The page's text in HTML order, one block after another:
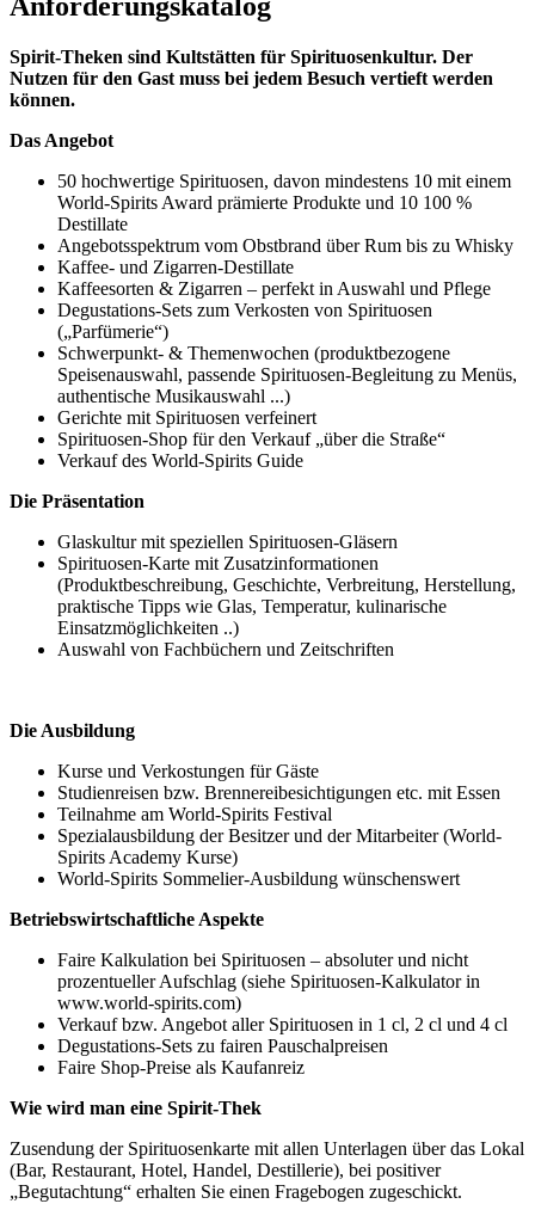
Anforderungskatalog
Spirit-Theken sind Kultstätten für Spirituosenkultur. Der
Nutzen für den Gast muss bei jedem Besuch vertieft werden
können.
Das Angebot
50 hochwertige Spirituosen, davon mindestens 10 mit einem
World-Spirits Award prämierte Produkte und 10 100 %
Destillate
Angebotsspektrum vom Obstbrand über Rum bis zu Whisky
Kaffee- und Zigarren-Destillate
Kaffeesorten & Zigarren – perfekt in Auswahl und Pflege
Degustations-Sets zum Verkosten von Spirituosen
(„Parfümerie“)
Schwerpunkt- & Themenwochen (produktbezogene
Speisenauswahl, passende Spirituosen-Begleitung zu Menüs,
authentische Musikauswahl ...)
Gerichte mit Spirituosen verfeinert
Spirituosen-Shop für den Verkauf „über die Straße“
Verkauf des World-Spirits Guide
Die Präsentation
Glaskultur mit speziellen Spirituosen-Gläsern
Spirituosen-Karte mit Zusatzinformationen
(Produktbeschreibung, Geschichte, Verbreitung, Herstellung,
praktische Tipps wie Glas, Temperatur, kulinarische
Einsatzmöglichkeiten ..)
Auswahl von Fachbüchern und Zeitschriften
Die Ausbildung
Kurse und Verkostungen für Gäste
Studienreisen bzw. Brennereibesichtigungen etc. mit Essen
Teilnahme am World-Spirits Festival
Spezialausbildung der Besitzer und der Mitarbeiter (World-
Spirits Academy Kurse)
World-Spirits Sommelier-Ausbildung wünschenswert
Betriebswirtschaftliche Aspekte
Faire Kalkulation bei Spirituosen – absoluter und nicht
prozentueller Aufschlag (siehe Spirituosen-Kalkulator in
www.world-spirits.com)
Verkauf bzw. Angebot aller Spirituosen in 1 cl, 2 cl und 4 cl
Degustations-Sets zu fairen Pauschalpreisen
Faire Shop-Preise als Kaufanreiz
Wie wird man eine Spirit-Thek
Zusendung der Spirituosenkarte mit allen Unterlagen über das Lokal
(Bar, Restaurant, Hotel, Handel, Destillerie), bei positiver
„Begutachtung“ erhalten Sie einen Fragebogen zugeschickt.